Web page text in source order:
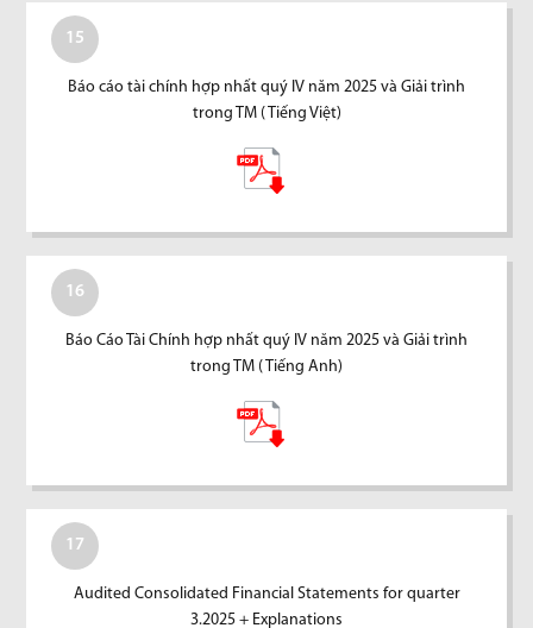
15
Báo cáo tài chính hợp nhất quý IV năm 2025 và Giải trình
trong TM ( Tiếng Việt)
16
Báo Cáo Tài Chính hợp nhất quý IV năm 2025 và Giải trình
trong TM ( Tiếng Anh)
17
Audited Consolidated Financial Statements for quarter
3.2025 + Explanations